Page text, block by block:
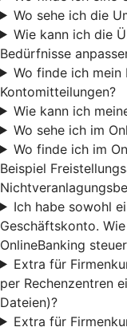
Wo sehe ich die
Wie kann ich die
Bedürfnisse
Wo finde ich mein
Kontomitteilungen?
Wie kann ich
Wo sehe ich im
Wo finde ich im
Beispiel
Ich habe sowohl
Geschäftskonto.
OnlineBanking
Extra für
per Rechenzentren
Dateien)?
Extra für